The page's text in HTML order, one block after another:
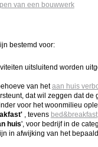
van een bouwwerk
bestemd voor:
uitsluitend worden
van hetaan huis
dat wil zeggen dat
voor het woonmilieu
, tevens bed&breakfast
huis', voor bedrijf in de
in afwijking van het